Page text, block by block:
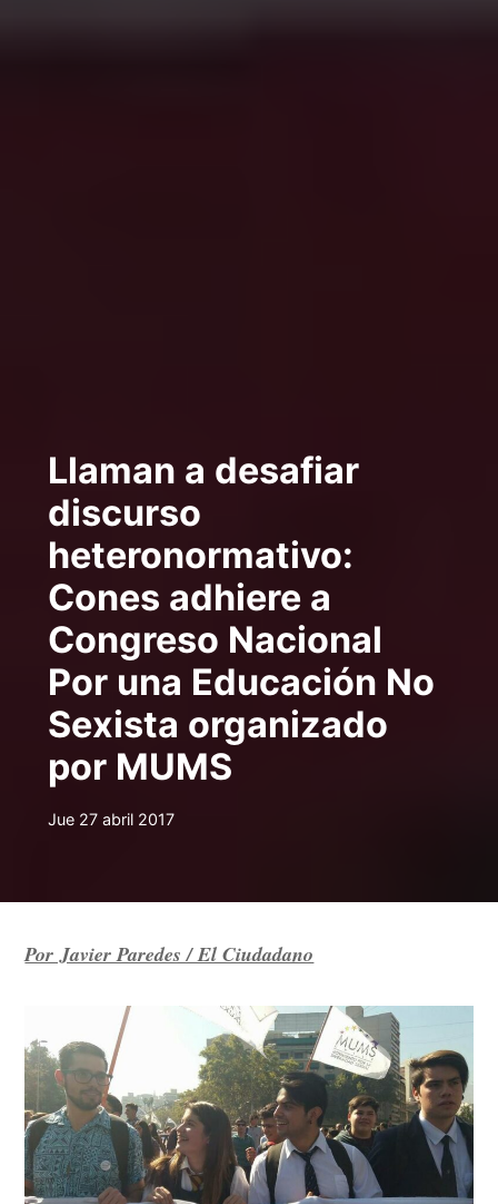
Llaman a desafiar
discurso
heteronormativo:
Cones adhiere a
Congreso Nacional
Por una Educación No
Sexista organizado
por MUMS
Jue 27 abril 2017
Por Javier Paredes / El Ciudadano